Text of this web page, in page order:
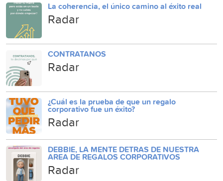
La coherencia, el único camino al éxito real
Radar
CONTRATANOS
Radar
¿Cuál es la prueba de que un regalo
corporativo fue un éxito?
Radar
DEBBIE, LA MENTE DETRAS DE NUESTRA
AREA DE REGALOS CORPORATIVOS
Radar